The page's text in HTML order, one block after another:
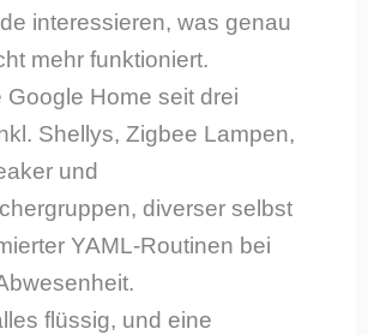
interessieren, was genau
mehr funktioniert.
Google Home seit drei
Shellys, Zigbee Lampen,
und
diverser selbst
YAML-Routinen bei
flüssig, und eine